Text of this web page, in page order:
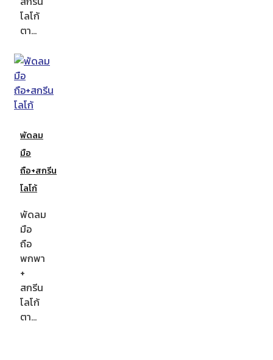
โลโก้
ตา…
พัดลม
มือ
ถือ+สกรีน
โลโก้
พัดลม
มือ
ถือ
พกพา
+
สกรีน
โลโก้
ตา…